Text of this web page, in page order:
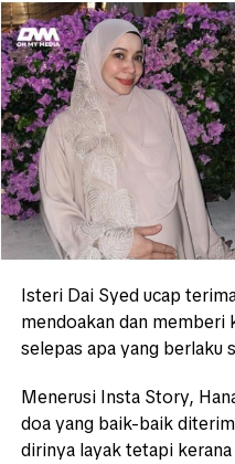
Isteri Dai Syed ucap
mendoakan dan memberi
selepas apa yang berlaku
Menerusi Insta Story,
doa yang baik-baik
dirinya layak tetapi